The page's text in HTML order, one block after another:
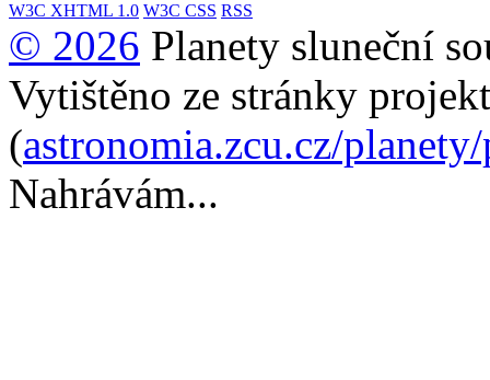
W3C XHTML 1.0 W3C CSS RSS
© 2026 Planety sluneční
Vytištěno ze stránky
(astronomia.zcu.cz/
Nahrávám...